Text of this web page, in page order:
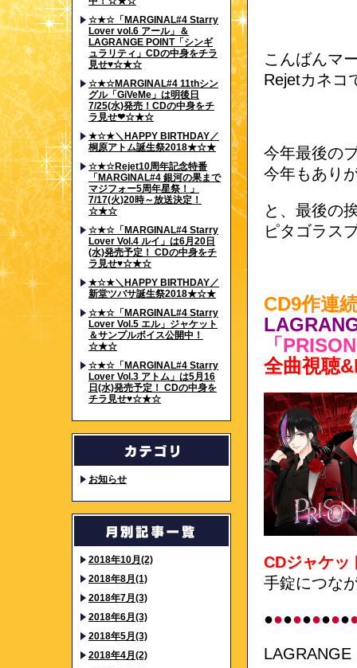
☆★☆「MARGINAL#4 Starry
Lover vol.6 アール」＆
LAGRANGE POINT「シンギ
ュラリティ」CDの中身をチラ
見せ♥☆★☆
☆★☆MARGINAL#4 11thシン
グル「GiVeMe」は明後日
7/25(水)発売！CDの中身をチ
ラ見せ❤☆★☆
★☆★＼HAPPY BIRTHDAY／
桐原アトム誕生祭2018★☆★
☆★☆Rejet10周年記念特番
「MARGINAL#4 銀河の果まで
マジフォー5周年星祭！」
7/17(火)20時～放送決定！
☆★☆
☆★☆「MARGINAL#4 Starry
Lover Vol.4 ルイ」は6月20日
(水)発売予定！ CDの中身をチ
ラ見せ♥☆★☆
★☆★＼HAPPY BIRTHDAY／
新堂ツバサ誕生祭2018★☆★
☆★☆「MARGINAL#4 Starry
Lover Vol.5 エル」ジャケット
＆サンプルボイス公開中！
☆★☆
☆★☆「MARGINAL#4 Starry
Lover Vol.3 アトム」は5月16
日(水)発売予定！ CDの中身を
チラ見せ♥☆★☆
お知らせ
2018年10月(2)
2018年8月(1)
2018年7月(3)
2018年6月(3)
2018年5月(3)
2018年4月(2)
こんばんマ
Rejetカネコ
今年最後の
今年もあり
と、最後の
ピタゴラス
CD9作連
「
全曲視聴
CDジャケッ
手錠につな
●●●●●●●●●